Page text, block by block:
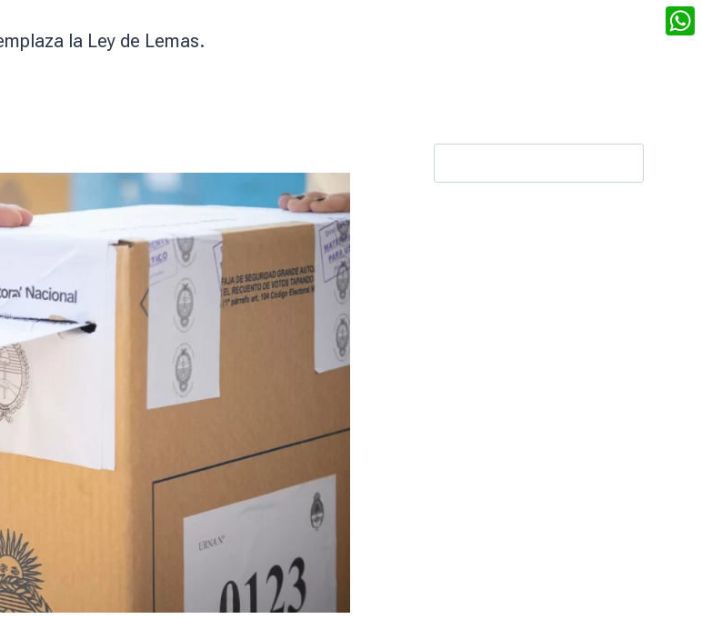
la Ley de Lemas.